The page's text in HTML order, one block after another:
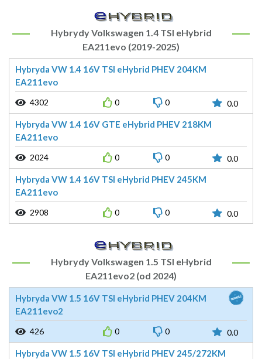
Hybrydy Volkswagen 1.4 TSI eHybrid
EA211evo (2019-2025)
Hybryda VW 1.4 16V TSI eHybrid PHEV 204KM
EA211evo
4302 0 0 0.0
Hybryda VW 1.4 16V GTE eHybrid PHEV 218KM
EA211evo
2024 0 0 0.0
Hybryda VW 1.4 16V TSI eHybrid PHEV 245KM
EA211evo
2908 0 0 0.0
Hybrydy Volkswagen 1.5 TSI eHybrid
EA211evo2 (od 2024)
Hybryda VW 1.5 16V TSI eHybrid PHEV 204KM
EA211evo2
426 0 0 0.0
Hybryda VW 1.5 16V TSI eHybrid PHEV 245/272KM